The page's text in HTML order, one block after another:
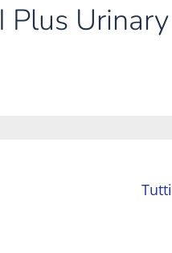
Plus Urinary